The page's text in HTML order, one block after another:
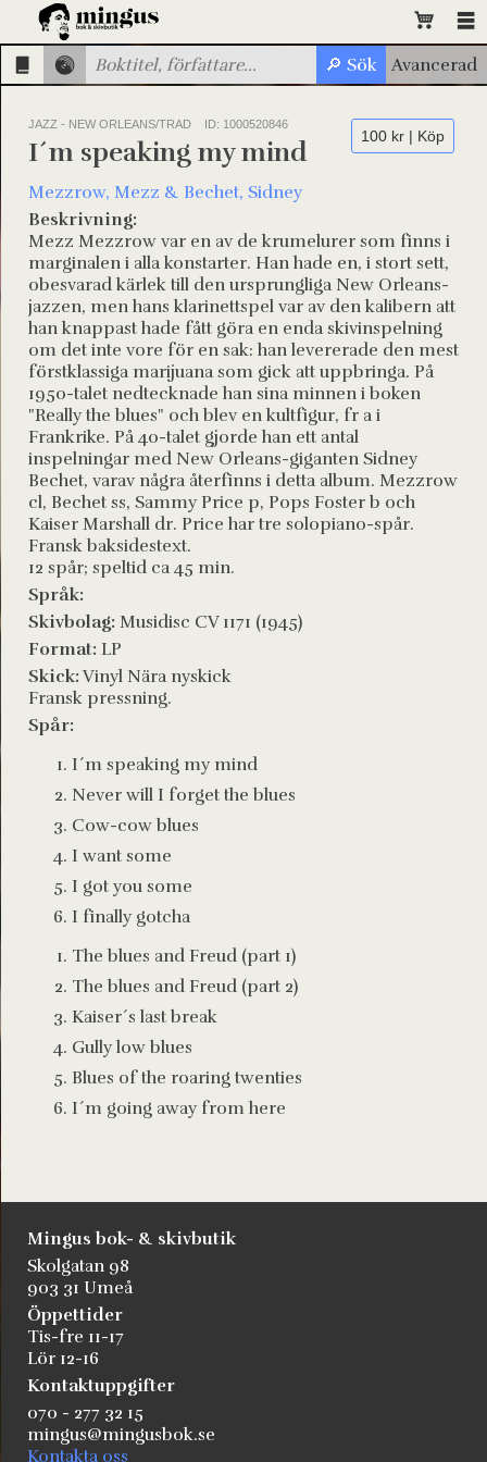
JAZZ - NEW ORLEANS/TRAD ID: 1000520846
100 kr | Köp
I´m speaking my mind
Mezzrow, Mezz & Bechet, Sidney
Beskrivning:
Mezz Mezzrow var en av de krumelurer som finns i
marginalen i alla konstarter. Han hade en, i stort sett,
obesvarad kärlek till den ursprungliga New Orleans-
jazzen, men hans klarinettspel var av den kalibern att
han knappast hade fått göra en enda skivinspelning
om det inte vore för en sak: han levererade den mest
förstklassiga marijuana som gick att uppbringa. På
1950-talet nedtecknade han sina minnen i boken
"Really the blues" och blev en kultfigur, fr a i
Frankrike. På 40-talet gjorde han ett antal
inspelningar med New Orleans-giganten Sidney
Bechet, varav några återfinns i detta album. Mezzrow
cl, Bechet ss, Sammy Price p, Pops Foster b och
Kaiser Marshall dr. Price har tre solopiano-spår.
Fransk baksidestext.
12 spår; speltid ca 45 min.
Språk:
Skivbolag: Musidisc CV 1171 (1945)
Format: LP
Skick:Vinyl Nära nyskick
Fransk pressning.
Spår:
I´m speaking my mind
Never will I forget the blues
Cow-cow blues
I want some
I got you some
I finally gotcha
The blues and Freud (part 1)
The blues and Freud (part 2)
Kaiser´s last break
Gully low blues
Blues of the roaring twenties
I´m going away from here
Mingus bok- & skivbutik
Skolgatan 98
903 31 Umeå
Öppettider
Tis-fre 11-17
Lör 12-16
Kontaktuppgifter
070 - 277 32 15
mingus@mingusbok.se
Kontakta oss